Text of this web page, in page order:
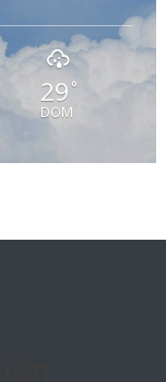
29 °
DOM